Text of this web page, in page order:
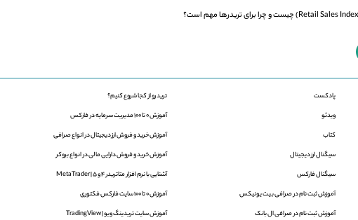
پادکست
ویدئو
کتاب
سیگنال ارز دیجیتال
سیگنال فارکس
آموزش ثبت نام در صرافی بیت یونیکس
آموزش ثبت نام در صرافی ال بانک
ترید رو از کجا شروع کنیم؟
آموزش 0 تا 100 مدیریت سرمایه در فارکس
آموزش خرید و فروش ارز دیجیتال در انواع صرافی
آموزش خرید و فروش دارایی مالی در انواع بروکر
آشنایی با نرم افزار متاتریدر 4 و 5 | MetaTrader
آموزش 0 تا 100 سایت فارکس فکتوری
آموزش سایت تریدینگ ویو | TradingView